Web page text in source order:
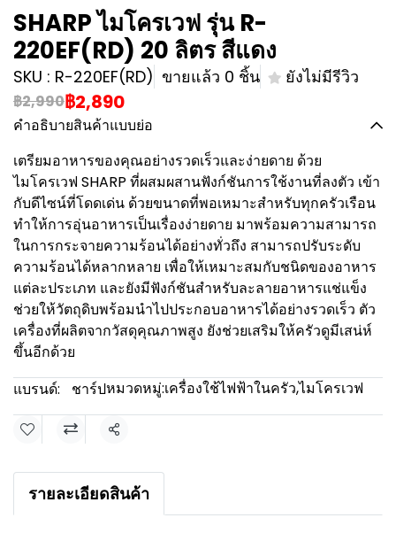
SHARP ไมโครเวฟ รุ่น R-
220EF(RD) 20 ลิตร สีแดง
SKU : R-220EF(RD) ขายแล้ว 0 ชิ้น ยังไม่มีรีวิว
฿2,990฿2,890
คำอธิบายสินค้าแบบย่อ
เตรียมอาหารของคุณอย่างรวดเร็วและง่ายดาย ด้วย
ไมโครเวฟ SHARP ที่ผสมผสานฟังก์ชันการใช้งานที่ลงตัว เข้า
กับดีไซน์ที่โดดเด่น ด้วยขนาดที่พอเหมาะสำหรับทุกครัวเรือน
ทำให้การอุ่นอาหารเป็นเรื่องง่ายดาย มาพร้อมความสามารถ
ในการกระจายความร้อนได้อย่างทั่วถึง สามารถปรับระดับ
ความร้อนได้หลากหลาย เพื่อให้เหมาะสมกับชนิดของอาหาร
แต่ละประเภท และยังมีฟังก์ชันสำหรับละลายอาหารแช่แข็ง
ช่วยให้วัตถุดิบพร้อมนำไปประกอบอาหารได้อย่างรวดเร็ว ตัว
เครื่องที่ผลิตจากวัสดุคุณภาพสูง ยังช่วยเสริมให้ครัวดูมีเสน่ห์
ขึ้นอีกด้วย
แบรนด์:
ชาร์ปหมวดหมู่:เครื่องใช้ไฟฟ้าในครัว,ไมโครเวฟ
แชร์
รายละเอียดสินค้า